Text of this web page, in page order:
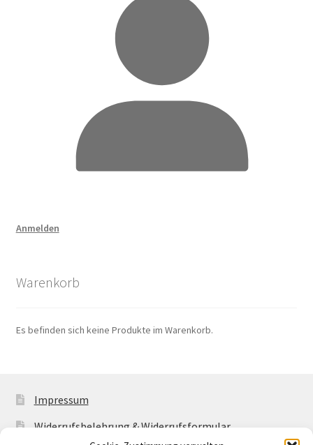
Anmelden
Warenkorb
Es befinden sich keine Produkte im Warenkorb.
Impressum
Widerrufsbelehrung & Widerrufsformular